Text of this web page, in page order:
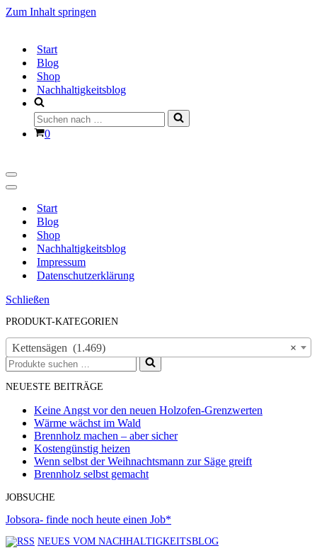
Zum Inhalt springen
Start
Blog
Shop
Nachhaltigkeitsblog
Suchen
nach …
Warenkorb
0
Navigationsmenü
Navigationsmenü
Start
Blog
Shop
Nachhaltigkeitsblog
Impressum
Datenschutzerklärung
Schließen
PRODUKT-KATEGORIEN
×
Kettensägen (1.469)
Suchen
nach …
NEUESTE BEITRÄGE
Keine Angst vor den neuen Holzofen-Grenzwerten
Wärme wächst im Wald
Brennholz machen – aber sicher
Kostengünstig heizen
Wenn selbst der Weihnachtsmann zur Säge greift
Brennholz selbst gemacht
JOBSUCHE
Jobsora- finde noch heute einen Job*
NEUES VOM NACHHALTIGKEITSBLOG